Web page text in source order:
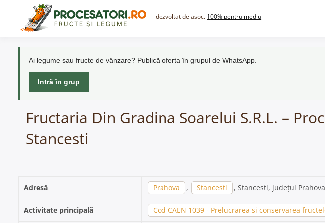
content
dezvoltat de asoc. 100% pentru mediu
Ai legume sau fructe de vânzare? Publică oferta în grupul de WhatsApp.
Intră în grup
Fructaria Din Gradina Soarelui S.R.L. –
Stancesti
Adresă Prahova , Stancesti , Stancesti, județul
Activitate principală Cod CAEN 1039 - Prelucrarea si conservarea